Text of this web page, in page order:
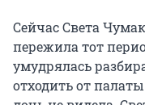
Сейчас Света
пережила тот
умудрялась
отходить от